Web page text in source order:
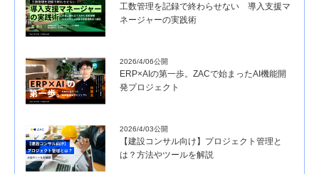
工数管理を記録で終わらせない 導入支援マ
ネージャーの実践術
2026/4/06公開
ERP×AIの第一歩。ZACで始まったAI機能開
発プロジェクト
2026/4/03公開
【建設コンサル向け】プロジェクト管理と
は？方法やツールを解説